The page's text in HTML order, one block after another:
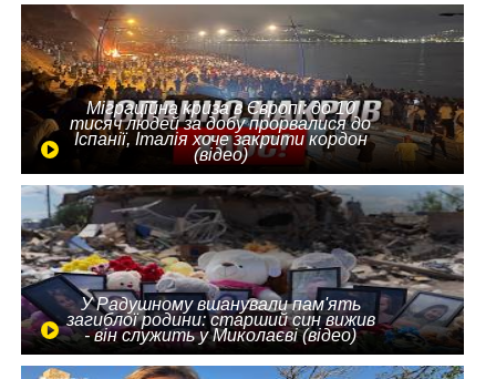
Міграційна криза в Європі: до 10
тисяч людей за добу прорвалися до
Іспанії, Італія хоче закрити кордон
(відео)
У Радушному вшанували пам'ять
загиблої родини: старший син вижив
- він служить у Миколаєві (відео)